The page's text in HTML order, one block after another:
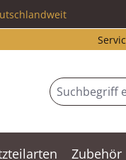
Zubehör